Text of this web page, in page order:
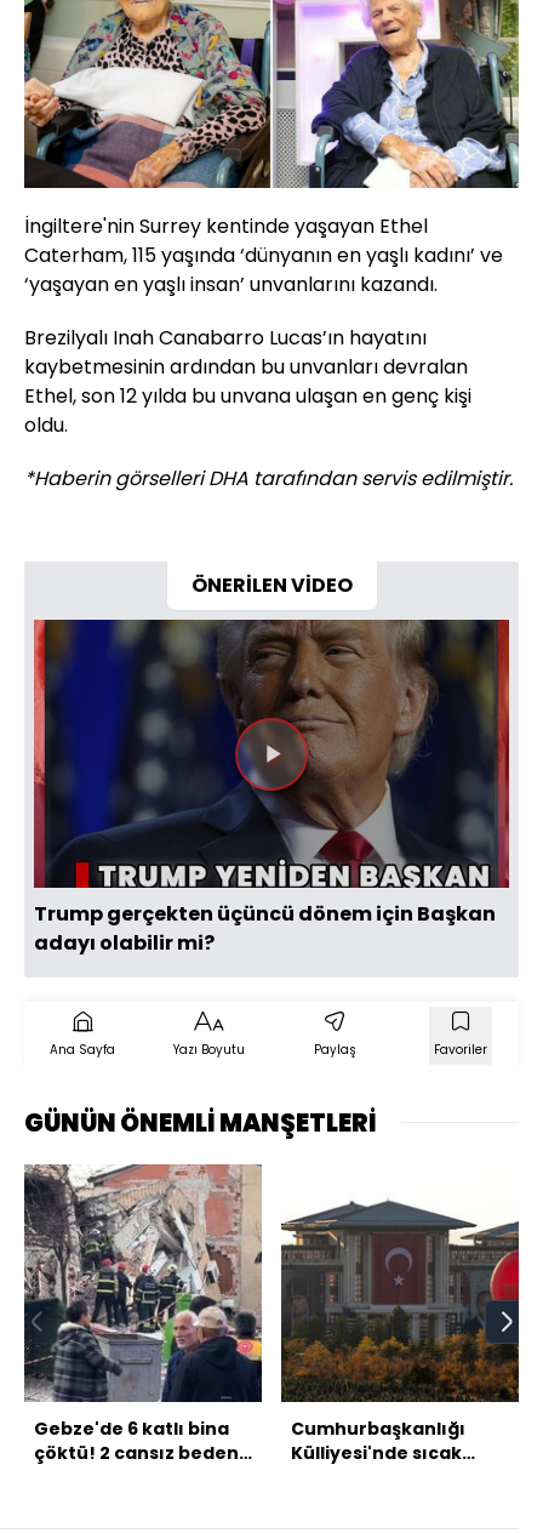
İngiltere'nin Surrey kentinde yaşayan Ethel
Caterham, 115 yaşında ‘dünyanın en yaşlı kadını’ ve
‘yaşayan en yaşlı insan’ unvanlarını kazandı.
Brezilyalı Inah Canabarro Lucas’ın hayatını
kaybetmesinin ardından bu unvanları devralan
Ethel, son 12 yılda bu unvana ulaşan en genç kişi
oldu.
*Haberin görselleri DHA tarafından servis edilmiştir.
ÖNERİLEN VİDEO
Videoyu
Oynat
Trump gerçekten üçüncü dönem için Başkan
adayı olabilir mi?
Ana Sayfa Yazı Boyutu Paylaş Favoriler
GÜNÜN ÖNEMLİ MANŞETLERİ
Gebze'de 6 katlı bina
çöktü! 2 cansız bedene
Cumhurbaşkanlığı
Külliyesi'nde sıcak